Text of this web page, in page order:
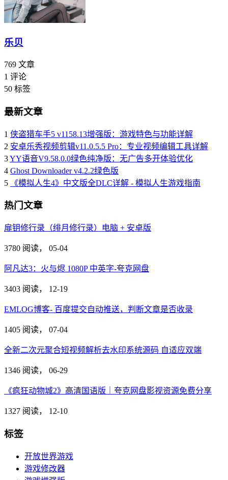
乐贝
769 文章
1 评论
50 标签
最新文章
1 侠盗猎车手5 v1158.13增强版：游戏特色与功能详解
2 安卓乐秀视频剪辑v11.0.5.5 Pro：专业视频编辑工具详解
3YY语音V9.58.0.0绿色纯净版：无广告多开体验优化
4 Ghost Downloader v4.2.2绿色版
5
《模拟人生4》中文版全DLC详解 - 模拟人生游戏指南
热门文章
扉钥修行录（绯月修行录）电脑 + 安卓版
3780 阅读， 05-04
阿凡达3：火与烬 1080P 中英字-夸克网盘
3403 阅读， 12-19
EMLOG博客- 百度提交自动推送，判断文章是否收录
1405 阅读， 07-04
全新二次元聚合短视频解析去水印系统源码 自适应双端
1346 阅读， 06-29
《疯狂动物城2》高清国语版｜夸克网盘影视资源免费分享
1327 阅读， 12-10
标签
开放世界游戏
游戏修改器